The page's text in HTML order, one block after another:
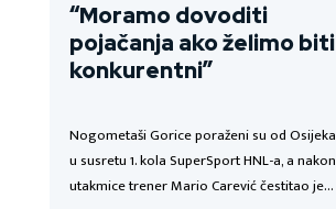
“Moramo dovoditi
pojačanja ako želimo biti
konkurentni”
Nogometaši Gorice poraženi su od Osijeka
u susretu 1. kola SuperSport HNL-a, a nakon
utakmice trener Mario Carević čestitao je…